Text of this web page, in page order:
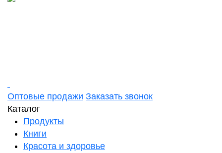
Оптовые продажи Заказать звонок
Каталог
Продукты
Книги
Красота и здоровье